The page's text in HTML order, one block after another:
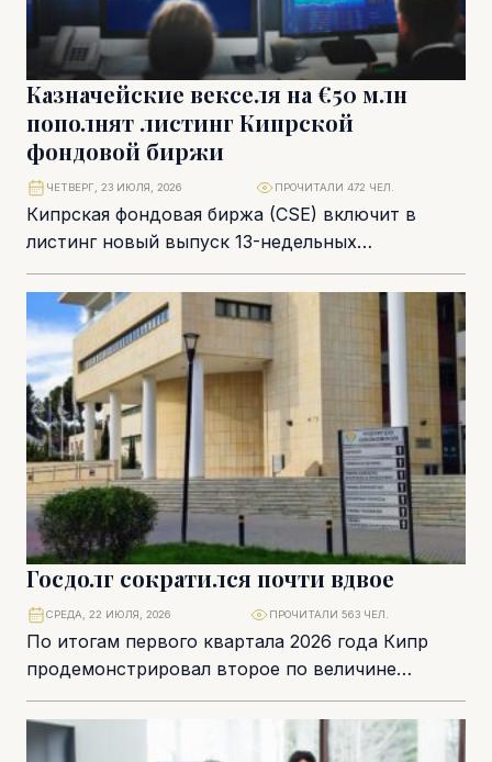
Казначейские векселя на €50 млн
пополнят листинг Кипрской
фондовой биржи
Кипрская фондовая биржа (CSE) включит в
листинг новый выпуск 13-недельных
казначейских векселей Республики Кипр
объемом €50 млн. Регулярные размещения
краткосрочных...
ЧЕТВЕРГ, 23 ИЮЛЯ, 2026 ПРОЧИТАЛИ 472 ЧЕЛ.
Госдолг сократился почти вдвое
По итогам первого квартала 2026 года Кипр
продемонстрировал второе по величине
годовое снижение долговой нагрузки среди
стран Европейского союза. Отношение...
СРЕДА, 22 ИЮЛЯ, 2026 ПРОЧИТАЛИ 563 ЧЕЛ.